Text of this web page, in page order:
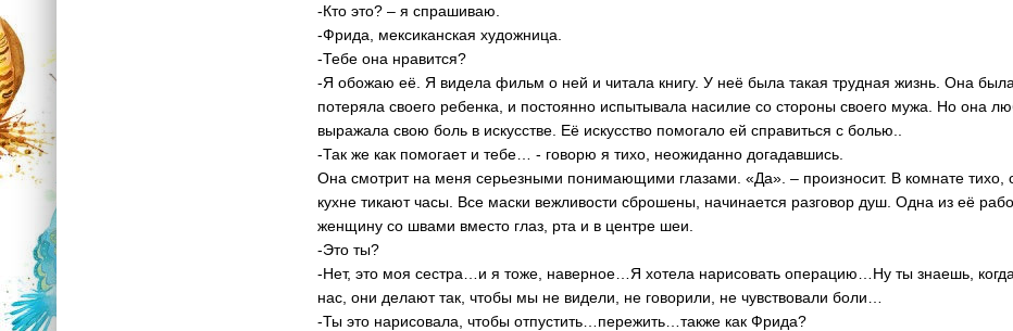
-Кто это? – я спрашиваю.
-Фрида, мексиканская художница.
-Тебе она нравится?
-Я обожаю её. Я видела фильм о ней и читала книгу. У неё была такая трудная жизнь. Она
потеряла своего ребенка, и постоянно испытывала насилие со стороны своего мужа. Но она
выражала свою боль в искусстве. Её искусство помогало ей справиться с болью..
-Так же как помогает и тебе… - говорю я тихо, неожиданно догадавшись.
Она смотрит на меня серьезными понимающими глазами. «Да». – произносит. В комнате тихо,
кухне тикают часы. Все маски вежливости сброшены, начинается разговор душ. Одна из её
женщину со швами вместо глаз, рта и в центре шеи.
-Это ты?
-Нет, это моя сестра…и я тоже, наверное…Я хотела нарисовать операцию…Ну ты знаешь,
нас, они делают так, чтобы мы не видели, не говорили, не чувствовали боли…
-Ты это нарисовала, чтобы отпустить…пережить…также как Фрида?